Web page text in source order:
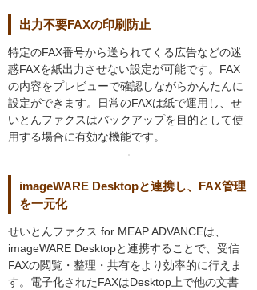
出力不要FAXの印刷防止
特定のFAX番号から送られてくる広告などの迷
惑FAXを紙出力させない設定が可能です。FAX
の内容をプレビューで確認しながらかんたんに
設定ができます。日常のFAXは紙で運用し、せ
いとんファクスはバックアップを目的として使
用する場合に有効な機能です。
imageWARE Desktopと連携し、FAX管理
を一元化
せいとんファクス for MEAP ADVANCEは、
imageWARE Desktopと連携することで、受信
FAXの閲覧・整理・共有をより効率的に行えま
す。電子化されたFAXはDesktop上で他の文書